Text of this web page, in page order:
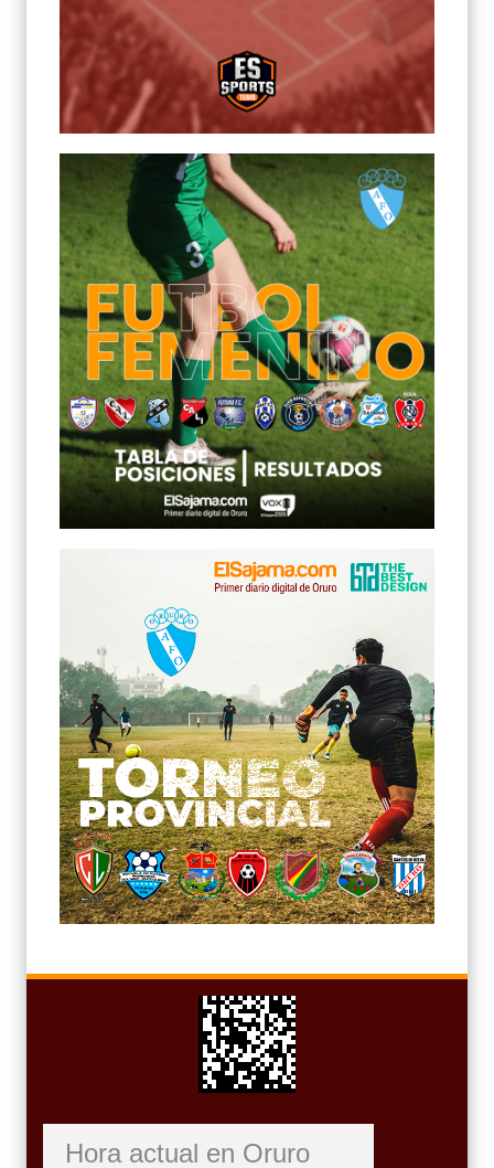
Hora actual en Oruro